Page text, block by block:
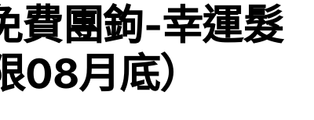
費團鉤-幸運髮
08月底）